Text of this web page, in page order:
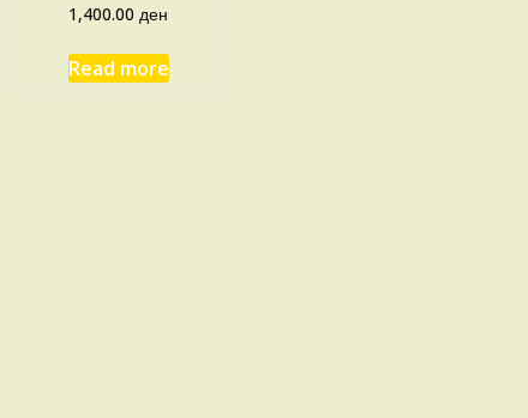
1,400.00ден
Read more